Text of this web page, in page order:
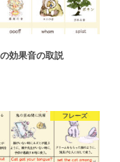
効果音の取説
フレーズ